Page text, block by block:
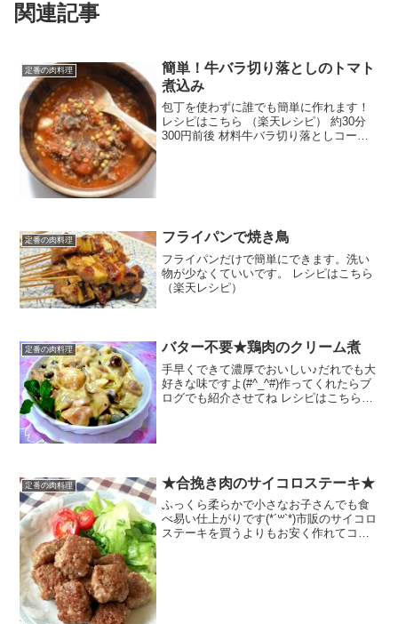
関連記事
定番の肉料理
簡単！牛バラ切り落としのトマト
煮込み
包丁を使わずに誰でも簡単に作れます！
レシピはこちら （楽天レシピ） 約30分
300円前後 材料牛バラ切り落としコーン
定番の肉料理 フライパンで焼き鳥
フライパンだけで簡単にできます。洗い
物が少なくていいです。 レシピはこちら
（楽天レシピ）
定番の肉料理 バター不要★鶏肉のクリーム煮
手早くできて濃厚でおいしい♪だれでも大
好きな味ですよ(#^_^#)作ってくれたらブ
ログでも紹介させてね レシピはこちら
定番の肉料理 ★合挽き肉のサイコロステーキ★
ふっくら柔らかで小さなお子さんでも食
べ易い仕上がりです(*´꒳`*)市販のサイコロ
ステーキを買うよりもお安く作れてコス